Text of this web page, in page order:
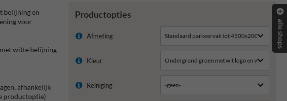
Productopties
Afmeting
Kleur
Reiniging
belijning en
voor
witte belijning
afhankelijk
productoptie)
alle shops